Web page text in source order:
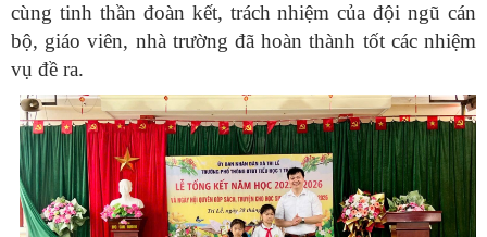
cùng tinh thần đoàn kết, trách nhiệm của đội ngũ cán
bộ, giáo viên, nhà trường đã hoàn thành tốt các nhiệm
vụ đề ra.